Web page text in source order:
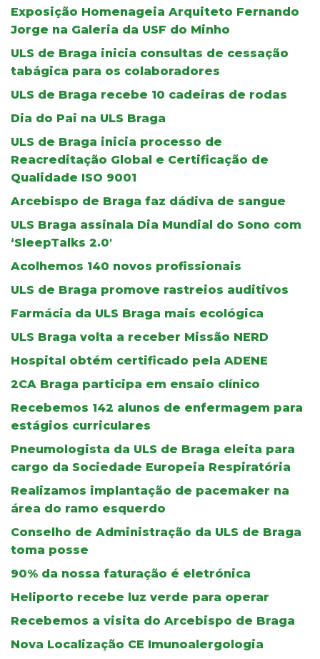
Exposição Homenageia Arquiteto Fernando
Jorge na Galeria da USF do Minho
ULS de Braga inicia consultas de cessação
tabágica para os colaboradores
ULS de Braga recebe 10 cadeiras de rodas
Dia do Pai na ULS Braga
ULS de Braga inicia processo de
Reacreditação Global e Certificação de
Qualidade ISO 9001
Arcebispo de Braga faz dádiva de sangue
ULS Braga assinala Dia Mundial do Sono com
‘SleepTalks 2.0'
Acolhemos 140 novos profissionais
ULS de Braga promove rastreios auditivos
Farmácia da ULS Braga mais ecológica
ULS Braga volta a receber Missão NERD
Hospital obtém certificado pela ADENE
2CA Braga participa em ensaio clínico
Recebemos 142 alunos de enfermagem para
estágios curriculares
Pneumologista da ULS de Braga eleita para
cargo da Sociedade Europeia Respiratória
Realizamos implantação de pacemaker na
área do ramo esquerdo
Conselho de Administração da ULS de Braga
toma posse
90% da nossa faturação é eletrónica
Heliporto recebe luz verde para operar
Recebemos a visita do Arcebispo de Braga
Nova Localização CE Imunoalergologia